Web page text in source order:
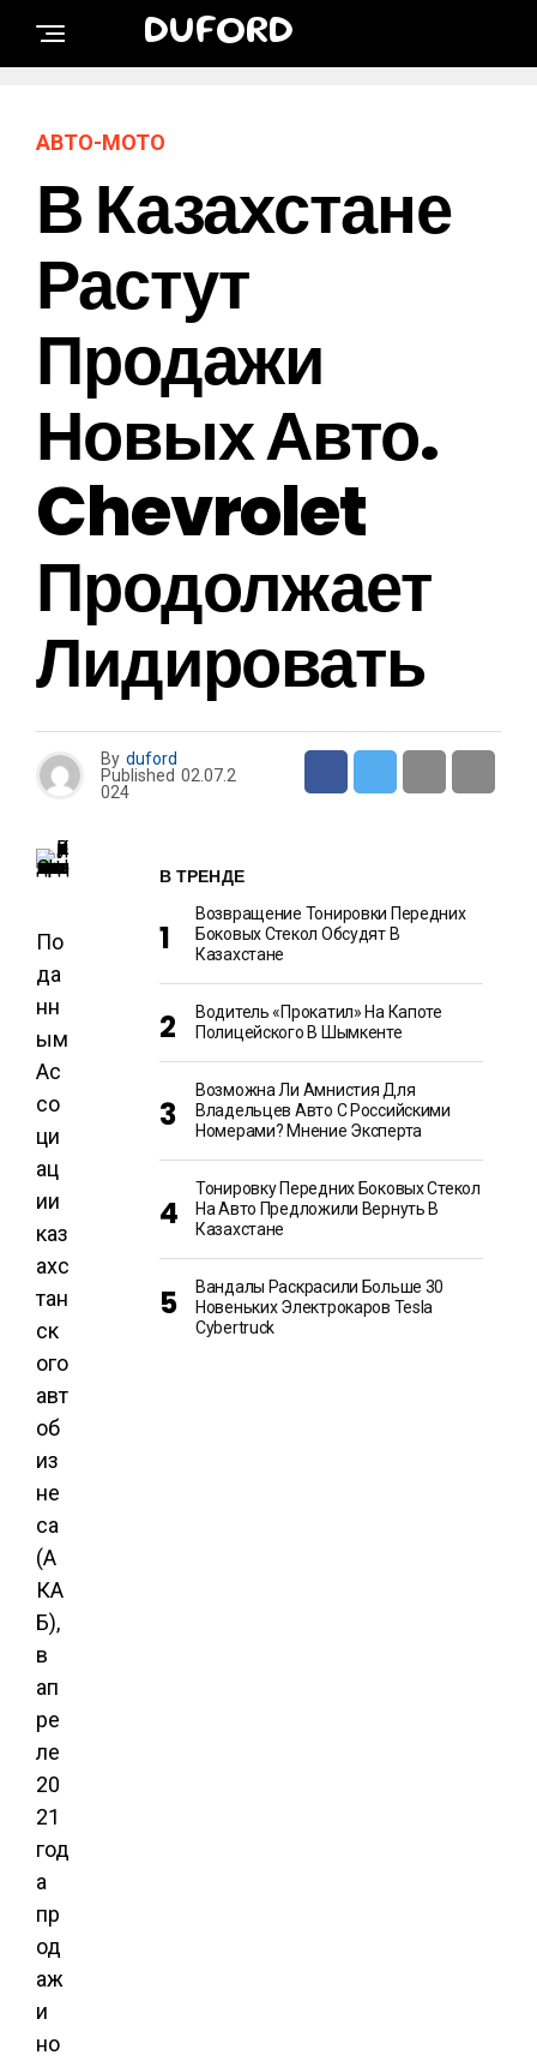
DUFORD
АВТО-МОТО
В Казахстане
Растут
Продажи
Новых Авто.
Chevrolet
Продолжает
Лидировать
By duford
Published 02.07.2
024
По
да
нн
ым
Ас
со
ци
ац
ии
каз
ахс
тан
ск
ого
авт
об
из
не
са
(А
КА
Б),
в
ап
ре
ле
20
21
год
а
пр
од
аж
и
но
В ТРЕНДЕ
Возвращение Тонировки Передних
Боковых Стекол Обсудят В
Казахстане
Водитель «прокатил» На Капоте
Полицейского В Шымкенте
Возможна Ли Амнистия Для
Владельцев Авто С Российскими
Номерами? Мнение Эксперта
Тонировку Передних Боковых Стекол
На Авто Предложили Вернуть В
Казахстане
Вандалы Раскрасили Больше 30
Новеньких Электрокаров Tesla
Cybertruck